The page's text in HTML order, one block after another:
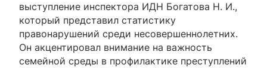
выступление инспектора ИДН Богатова Н. И.,
который представил статистику
правонарушений среди несовершеннолетних.
Он акцентировал внимание на важность
семейной среды в профилактике преступлений